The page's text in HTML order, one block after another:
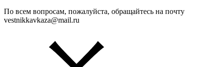
По всем вопросам, пожалуйста, обращайтесь на почту
vestnikkavkaza@mail.ru